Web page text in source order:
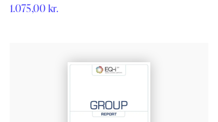
kompetencer har stor betydning for mange både hårde og
1.075,00 kr.